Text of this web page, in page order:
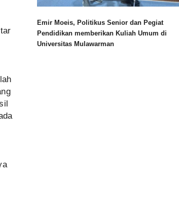
Emir Moeis, Politikus Senior dan Pegiat
Pendidikan memberikan Kuliah Umum di
Universitas Mulawarman